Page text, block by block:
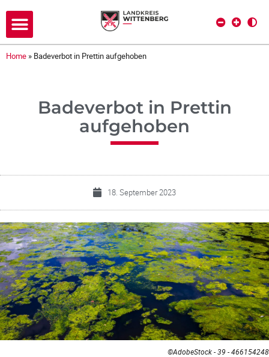
Home » Badeverbot in Prettin aufgehoben
Badeverbot in Prettin
aufgehoben
18. September 2023
©AdobeStock - 39 - 466154248